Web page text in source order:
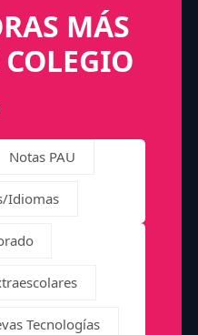
MÁS
Notas PAU
Idiomas
Tecnologías